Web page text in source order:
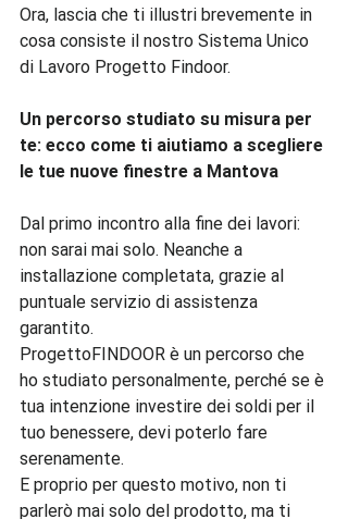
Ora, lascia che ti illustri brevemente in
cosa consiste il nostro Sistema Unico
di Lavoro Progetto Findoor.
Un percorso studiato su misura per
te: ecco come ti aiutiamo a scegliere
le tue nuove finestre a Mantova
Dal primo incontro alla fine dei lavori:
non sarai mai solo. Neanche a
installazione completata, grazie al
puntuale servizio di assistenza
garantito.
ProgettoFINDOOR è un percorso che
ho studiato personalmente, perché se è
tua intenzione investire dei soldi per il
tuo benessere, devi poterlo fare
serenamente.
E proprio per questo motivo, non ti
parlerò mai solo del prodotto, ma ti